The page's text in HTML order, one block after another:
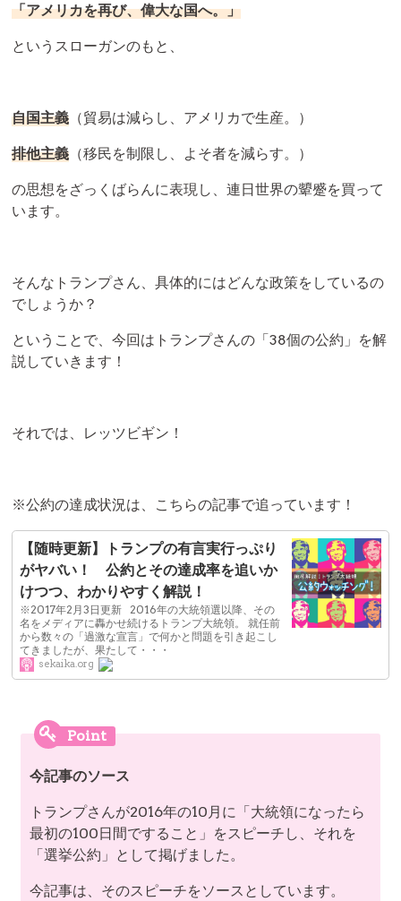
「アメリカを再び、偉大な国へ。」
というスローガンのもと、
自国主義 （貿易は減らし、アメリカで生産。）
排他主義 （移民を制限し、よそ者を減らす。）
の思想をざっくばらんに表現し、連日世界の顰蹙を買って
います。
そんなトランプさん、具体的にはどんな政策をしているの
でしょうか？
ということで、今回はトランプさんの「38個の公約」を解
説していきます！
それでは、レッツビギン！
※公約の達成状況は、こちらの記事で追っています！
【随時更新】トランプの有言実行っぷり
がヤバい！ 公約とその達成率を追いか
けつつ、わかりやすく解説！
※2017年2月3日更新 2016年の大統領選以降、その
名をメディアに轟かせ続けるトランプ大統領。 就任前
から数々の「過激な宣言」で何かと問題を引き起こし
てきましたが、果たして・・・
sekaika.org
今記事のソース
トランプさんが2016年の10月に「大統領になったら
最初の100日間ですること」をスピーチし、それを
「選挙公約」として掲げました。
今記事は、そのスピーチをソースとしています。